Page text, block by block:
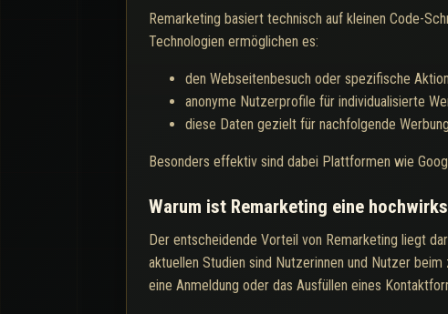
Remarketing basiert technisch auf kleinen Code-
Technologien ermöglichen es:
den Webseitenbesuch oder spezifische
anonyme Nutzerprofile für individualisierte
diese Daten gezielt für nachfolgende
Besonders effektiv sind dabei Plattformen wie
Warum ist Remarketing eine
Der entscheidende Vorteil von Remarketing liegt
aktuellen Studien sind Nutzerinnen und Nutzer
eine Anmeldung oder das Ausfüllen eines